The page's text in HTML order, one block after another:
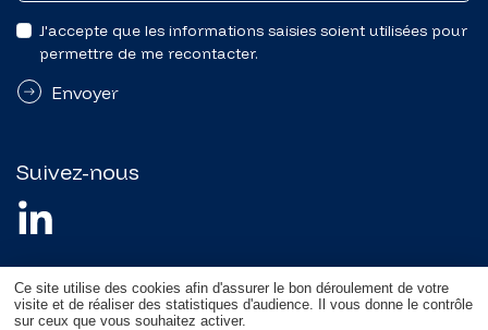
J'accepte que les informations saisies soient utilisées pour
permettre de me recontacter.
Envoyer
Suivez-nous
©Copyright 2026 -Mentions légales-Gestion des
Ce site utilise des cookies afin d'assurer le bon déroulement de votre
visite et de réaliser des statistiques d'audience. Il vous donne le contrôle
sur ceux que vous souhaitez activer.